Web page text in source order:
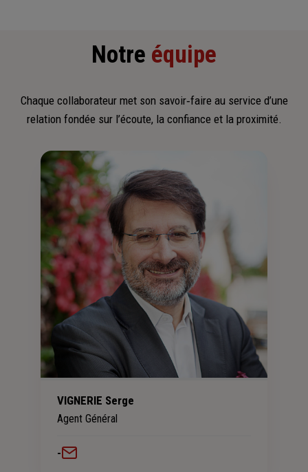
Notre équipe
Chaque collaborateur met son savoir‑faire au service d’une
relation fondée sur l’écoute, la confiance et la proximité.
VIGNERIE Serge
Agent Général
-